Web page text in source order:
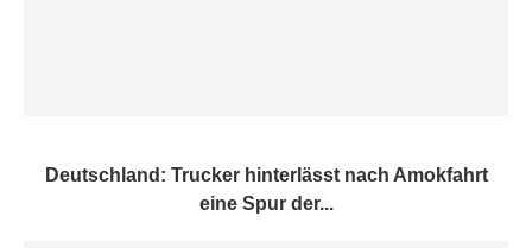
Deutschland: Trucker hinterlässt nach Amokfahrt
eine Spur der...